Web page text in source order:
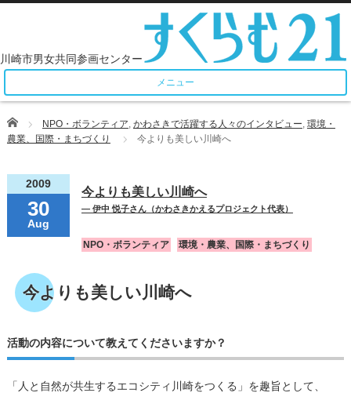
メニュー
Home NPO・ボランティア, かわさきで活躍する人々のインタビュー, 環境・
農業、国際・まちづくり
今よりも美しい川崎へ
2009
30
Aug
今よりも美しい川崎へ
― 伊中 悦子さん（かわさきかえるプロジェクト代表）
NPO・ボランティア 環境・農業、国際・まちづくり
今よりも美しい川崎へ
活動の内容について教えてくださいますか？
「人と自然が共生するエコシティ川崎をつくる」を趣旨として、